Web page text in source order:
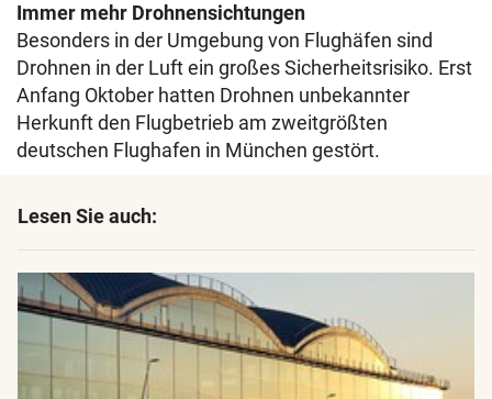
Immer mehr Drohnensichtungen
Besonders in der Umgebung von Flughäfen sind
Drohnen in der Luft ein großes Sicherheitsrisiko. Erst
Anfang Oktober hatten Drohnen unbekannter
Herkunft den Flugbetrieb am zweitgrößten
deutschen Flughafen in München gestört.
Lesen Sie auch: